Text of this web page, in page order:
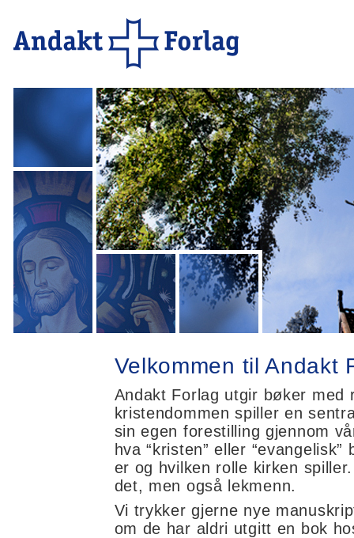
Velkommen til Andakt
Andakt Forlag utgir bøker med
kristendommen spiller en
sin egen forestilling gjennom
hva “kristen” eller
er og hvilken rolle kirken
det, men også lekmenn.
Vi trykker gjerne nye
om de har aldri utgitt en bok